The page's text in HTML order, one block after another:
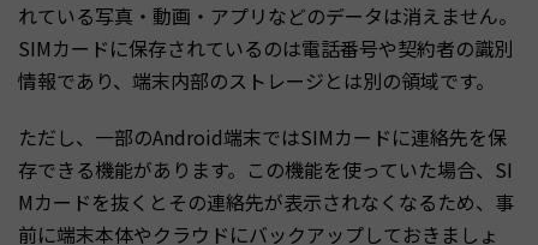
れている写真・動画・アプリなどのデータは消えません。
SIMカードに保存されているのは電話番号や契約者の識別
情報であり、端末内部のストレージとは別の領域です。
ただし、一部のAndroid端末ではSIMカードに連絡先を保
存できる機能があります。この機能を使っていた場合、SI
Mカードを抜くとその連絡先が表示されなくなるため、事
前に端末本体やクラウドにバックアップしておきましょ